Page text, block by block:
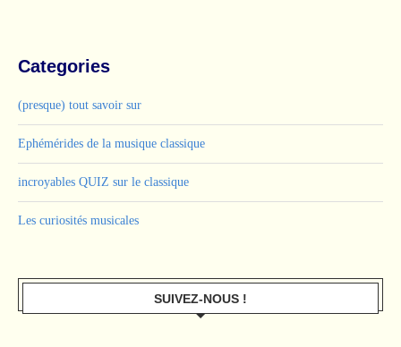
Categories
(presque) tout savoir sur
Ephémérides de la musique classique
incroyables QUIZ sur le classique
Les curiosités musicales
SUIVEZ-NOUS !